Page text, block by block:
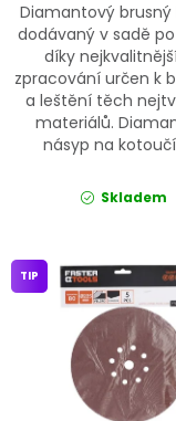
Diamantový
dodávaný v sadě
díky
zpracování určen k
a leštění těch
materiálů.
násyp na
Skladem
TIP